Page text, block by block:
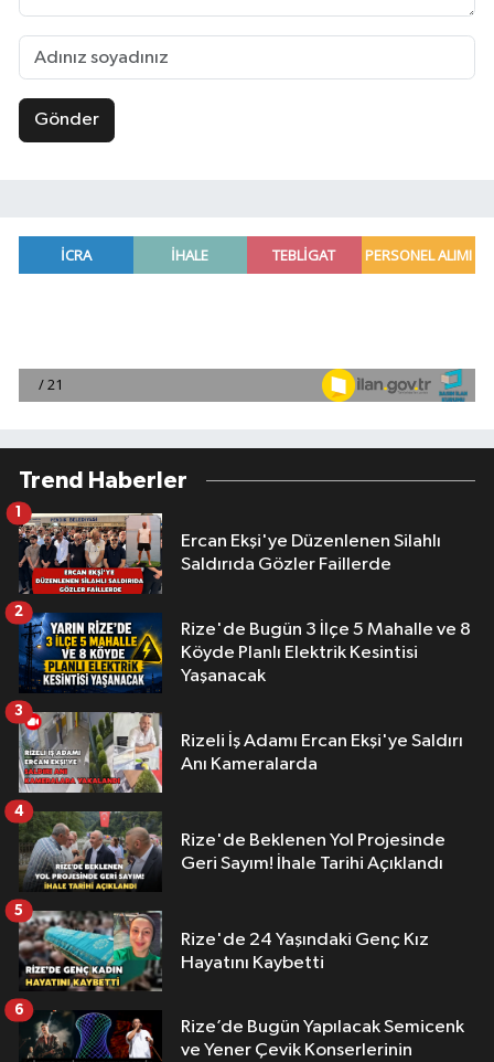
Gönder
Trend Haberler
Ercan Ekşi'ye Düzenlenen Silahlı
Saldırıda Gözler Faillerde
1
Rize'de Bugün 3 İlçe 5 Mahalle ve 8
Köyde Planlı Elektrik Kesintisi
Yaşanacak
2
Rizeli İş Adamı Ercan Ekşi'ye Saldırı
Anı Kameralarda
3
Rize'de Beklenen Yol Projesinde
Geri Sayım! İhale Tarihi Açıklandı
4
Rize'de 24 Yaşındaki Genç Kız
Hayatını Kaybetti
5
Rize’de Bugün Yapılacak Semicenk
ve Yener Çevik Konserlerinin
6